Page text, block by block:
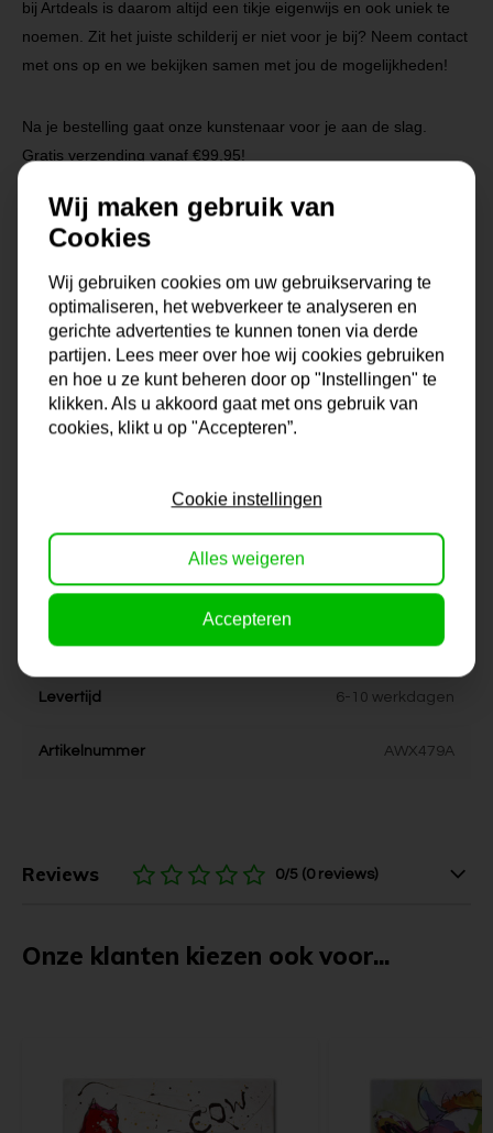
bij Artdeals is daarom altijd een tikje eigenwijs en ook uniek te
noemen. Zit het juiste schilderij er niet voor je bij? Neem contact
met ons op en we bekijken samen met jou de mogelijkheden!
Na je bestelling gaat onze kunstenaar voor je aan de slag.
Gratis verzending vanaf €99,95!
Specificaties
Maat 0x0x0 cm
Korte omschrijving
Origineel schilderij van onze
eigen kunstenaars
modern, kleurrijk, vrolijk
rose, paars, geel, oranje, wit,
zwart, groen
Levertijd 6-10 werkdagen
Artikelnummer AWX479A
Reviews 0/5 (0 reviews)
Onze klanten kiezen ook voor...
Wij maken gebruik van
Cookies
Wij gebruiken cookies om uw gebruikservaring te
optimaliseren, het webverkeer te analyseren en
gerichte advertenties te kunnen tonen via derde
partijen. Lees meer over hoe wij cookies gebruiken
en hoe u ze kunt beheren door op "Instellingen" te
klikken. Als u akkoord gaat met ons gebruik van
cookies, klikt u op "Accepteren”.
Cookie instellingen
Alles weigeren
Accepteren